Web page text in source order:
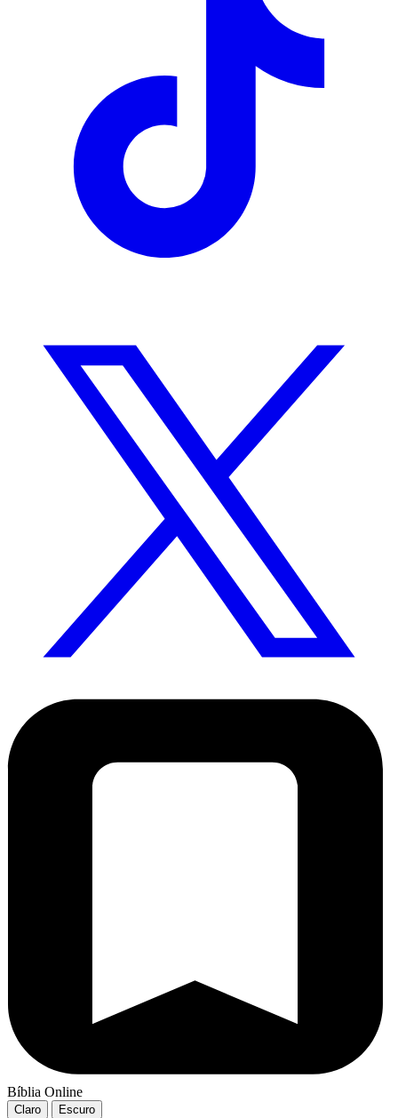
Bíblia Online
Claro Escuro